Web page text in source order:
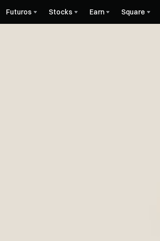
Futuros Stocks Earn Square